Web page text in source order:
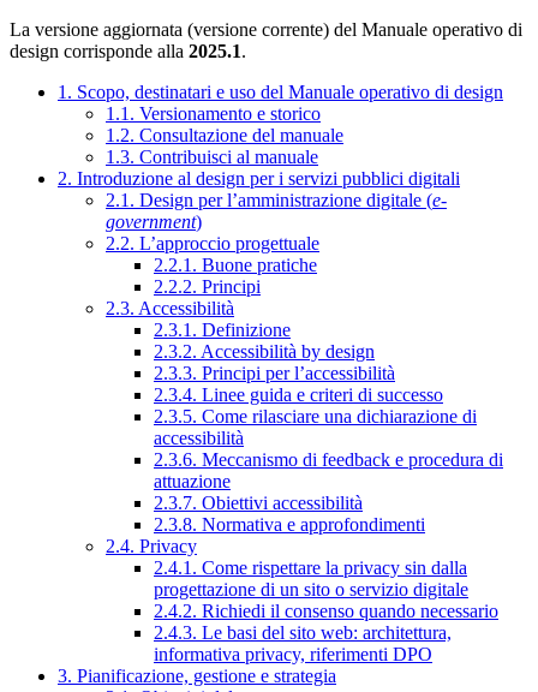
La versione aggiornata (versione corrente) del Manuale operativo di
design corrisponde alla 2025.1.
1. Scopo, destinatari e uso del Manuale operativo di design
1.1. Versionamento e storico
1.2. Consultazione del manuale
1.3. Contribuisci al manuale
2. Introduzione al design per i servizi pubblici digitali
2.1. Design per l’amministrazione digitale (e-
government)
2.2. L’approccio progettuale
2.2.1. Buone pratiche
2.2.2. Principi
2.3. Accessibilità
2.3.1. Definizione
2.3.2. Accessibilità by design
2.3.3. Principi per l’accessibilità
2.3.4. Linee guida e criteri di successo
2.3.5. Come rilasciare una dichiarazione di
accessibilità
2.3.6. Meccanismo di feedback e procedura di
attuazione
2.3.7. Obiettivi accessibilità
2.3.8. Normativa e approfondimenti
2.4. Privacy
2.4.1. Come rispettare la privacy sin dalla
progettazione di un sito o servizio digitale
2.4.2. Richiedi il consenso quando necessario
2.4.3. Le basi del sito web: architettura,
informativa privacy, riferimenti DPO
3. Pianificazione, gestione e strategia